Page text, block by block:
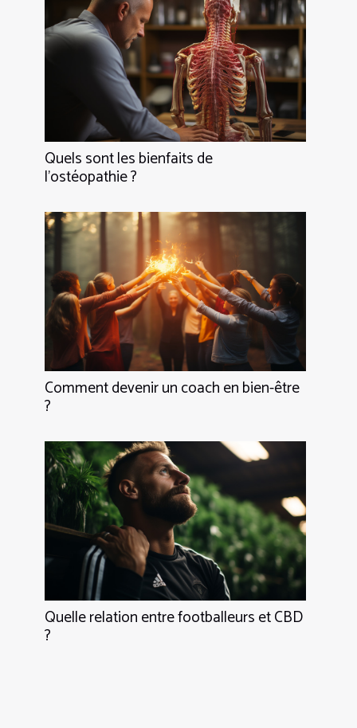
Quels sont les bienfaits de
l’ostéopathie ?
Comment devenir un coach en bien-être
?
Quelle relation entre footballeurs et CBD
?